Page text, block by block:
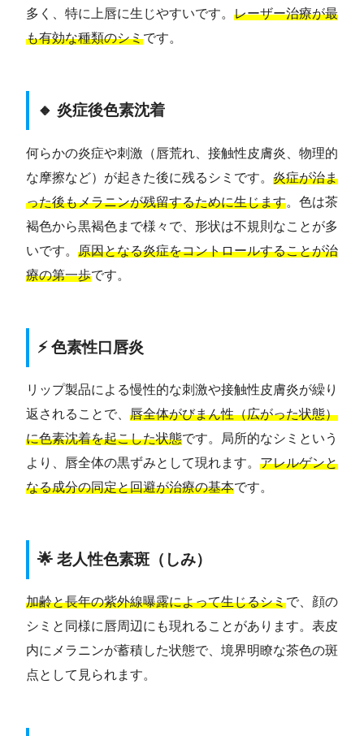
多く、特に上唇に生じやすいです。 レーザー治療が最
も有効な種類のシミです。
🔸 炎症後色素沈着
何らかの炎症や刺激（唇荒れ、接触性皮膚炎、物理的
な摩擦など）が起きた後に残るシミです。 炎症が治ま
った後もメラニンが残留するために生じます。色は茶
褐色から黒褐色まで様々で、形状は不規則なことが多
いです。 原因となる炎症をコントロールすることが治
療の第一歩です。
⚡ 色素性口唇炎
リップ製品による慢性的な刺激や接触性皮膚炎が繰り
返されることで、 唇全体がびまん性（広がった状態）
に色素沈着を起こした状態です。局所的なシミという
より、唇全体の黒ずみとして現れます。 アレルゲンと
なる成分の同定と回避が治療の基本です。
🌟 老人性色素斑（しみ）
加齢と長年の紫外線曝露によって生じるシミで、顔の
シミと同様に唇周辺にも現れることがあります。表皮
内にメラニンが蓄積した状態で、境界明瞭な茶色の斑
点として見られます。